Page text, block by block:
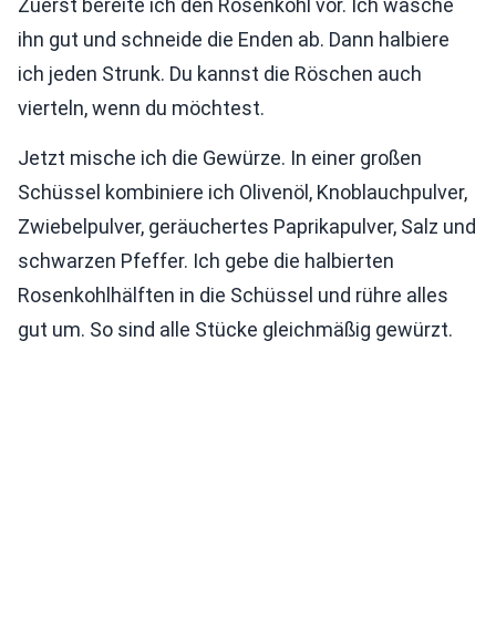
Zuerst bereite ich den Rosenkohl vor. Ich wasche
ihn gut und schneide die Enden ab. Dann halbiere
ich jeden Strunk. Du kannst die Röschen auch
vierteln, wenn du möchtest.
Jetzt mische ich die Gewürze. In einer großen
Schüssel kombiniere ich Olivenöl, Knoblauchpulver,
Zwiebelpulver, geräuchertes Paprikapulver, Salz und
schwarzen Pfeffer. Ich gebe die halbierten
Rosenkohlhälften in die Schüssel und rühre alles
gut um. So sind alle Stücke gleichmäßig gewürzt.